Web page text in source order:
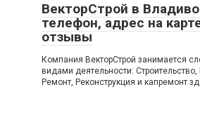
ВекторСтрой в
телефон, адрес на
отзывы
Компания ВекторСтрой занимается
видами деятельности:
Ремонт, Реконструкция и капремонт